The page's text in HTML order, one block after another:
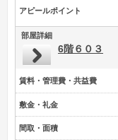
アピールポイント
部屋詳細
6階６０３
賃料・管理費・共益費
敷金・礼金
間取・面積